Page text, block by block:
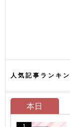
人気記事ランキ
本日